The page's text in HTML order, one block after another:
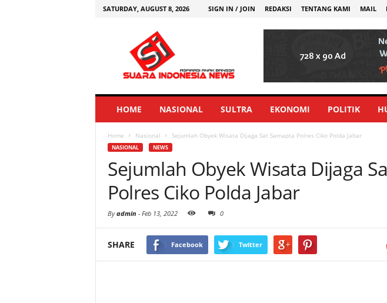
SATURDAY, AUGUST 8, 2026 SIGN IN / JOIN REDAKSI TENTANG KAMI MAIL
HOME NASIONAL SULTRA EKONOMI POLITIK
Home Nasional Sejumlah Obyek Wisata Dijaga Sat Samapta Polres Ciko Polda Jabar
NASIONAL NEWS
Sejumlah Obyek Wisata Dijaga
Polres Ciko Polda Jabar
Byadmin - Feb 13, 2022 0
SHARE Facebook Twitter